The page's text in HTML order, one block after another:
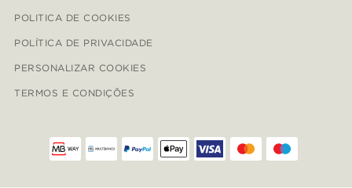
POLITICA DE COOKIES
POLÍTICA DE PRIVACIDADE
PERSONALIZAR COOKIES
TERMOS E CONDIÇÕES